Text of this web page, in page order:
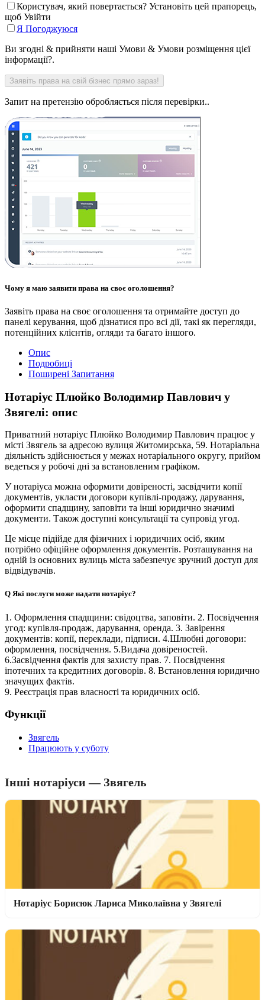
Користувач, який повертається? Установіть цей прапорець,
щоб Увійти
Я Погоджуюся
Ви згодні & прийняти наші Умови & Умови розміщення цієї
інформації?.
Запит на претензію обробляється після перевірки..
Чому я маю заявити права на своє оголошення?
Заявіть права на своє оголошення та отримайте доступ до
панелі керування, щоб дізнатися про всі дії, такі як перегляди,
потенційних клієнтів, огляди та багато іншого.
Опис
Подробиці
Поширені Запитання
Нотаріус Плюйко Володимир Павлович у
Звягелі: опис
Приватний нотаріус Плюйко Володимир Павлович працює у
місті Звягель за адресою вулиця Житомирська, 59. Нотаріальна
діяльність здійснюється у межах нотаріального округу, прийом
ведеться у робочі дні за встановленим графіком.
У нотаріуса можна оформити довіреності, засвідчити копії
документів, укласти договори купівлі-продажу, дарування,
оформити спадщину, заповіти та інші юридично значимі
документи. Також доступні консультації та супровід угод.
Це місце підійде для фізичних і юридичних осіб, яким
потрібно офіційне оформлення документів. Розташування на
одній із основних вулиць міста забезпечує зручний доступ для
відвідувачів.
Q Які послуги може надати нотаріус?
1. Оформлення спадщини: свідоцтва, заповіти. 2. Посвідчення
угод: купівля-продаж, дарування, оренда. 3. Завірення
документів: копії, переклади, підписи. 4.Шлюбні договори:
оформлення, посвідчення. 5.Видача довіреностей.
6.Засвідчення фактів для захисту прав. 7. Посвідчення
іпотечних та кредитних договорів. 8. Встановлення юридично
значущих фактів.
9. Реєстрація прав власності та юридичних осіб.
Функції
Звягель
Працюють у суботу
Інші нотаріуси — Звягель
Нотаріус Борисюк Лариса Миколаївна у Звягелі